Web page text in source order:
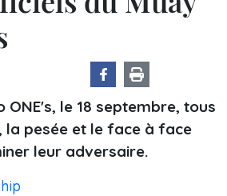
le 18 septembre, tous
pesée et le face à face
leur adversaire.